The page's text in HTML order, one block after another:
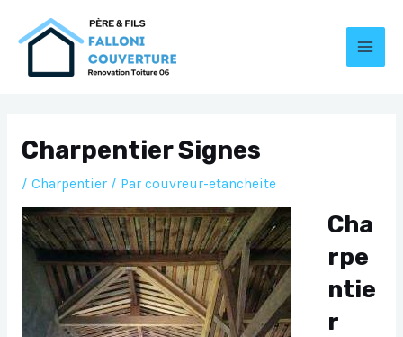
Charpentier Signes
/ Charpentier/ Par couvreur-etancheite
Cha
rpe
ntie
r